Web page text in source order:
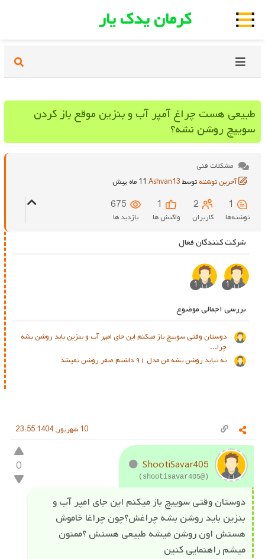
کرمان یدک یار
طبیعی هست چراغ آمپر آب و بنزین موقع باز کردن
سوییچ روشن نشه؟
مشکلات فنی
آخرین نوشته توسط Ashvan13 11 ماه پیش
1
نوشته‌ها
2
کاربران
1
واکنش ها
675
بازدید ها
شرکت کنندگان فعال
1
1
بررسی اجمالی موضوع
دوستان وقتی سوییچ باز‌ میکنم این جای امپر آب و بنزین باید روشن بشه
چرا...
نه نباید روشن بشه من مدل ۹۱ داشتم صفر روشن نمیشد
0
10 شهریور, 1404 23:55
ShootiSavar405
(@shootisavar405)
دوستان وقتی سوییچ باز‌ میکنم این جای امپر آب و
بنزین باید روشن بشه چراغش؟چون چراغا خاموش
هستش اون روشن میشه طبیعی هستش ؟ممنون
میشم راهنمایی کنین